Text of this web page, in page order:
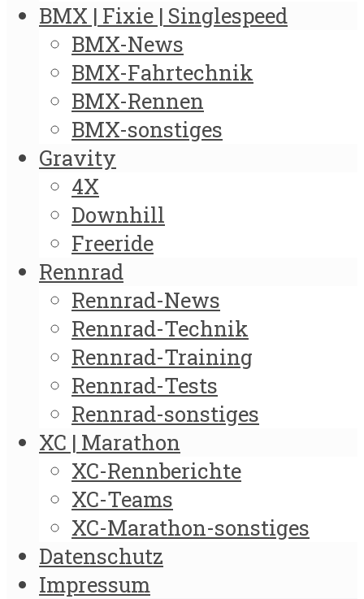
BMX | Fixie | Singlespeed
BMX-News
BMX-Fahrtechnik
BMX-Rennen
BMX-sonstiges
Gravity
4X
Downhill
Freeride
Rennrad
Rennrad-News
Rennrad-Technik
Rennrad-Training
Rennrad-Tests
Rennrad-sonstiges
XC | Marathon
XC-Rennberichte
XC-Teams
XC-Marathon-sonstiges
Datenschutz
Impressum